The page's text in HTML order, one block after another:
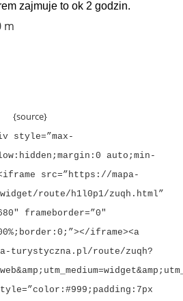
zajmuje to ok 2 godzin.
m
{source}
style=”max-
auto;min-
src=”https://mapa-
route/h1l0p1/zuqh.html”
frameborder=”0″
iframe><a
turystyczna.pl/route/zuqh?